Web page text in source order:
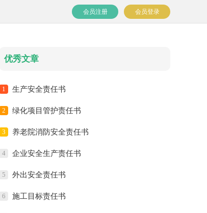
会员登录
会员注册
优秀文章
1 生产安全责任书
2 绿化项目管护责任书
3 养老院消防安全责任书
4 企业安全生产责任书
5 外出安全责任书
6 施工目标责任书